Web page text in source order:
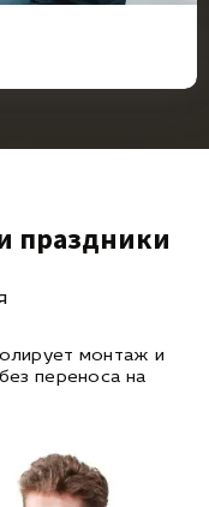
праздники
монтаж и
переноса на